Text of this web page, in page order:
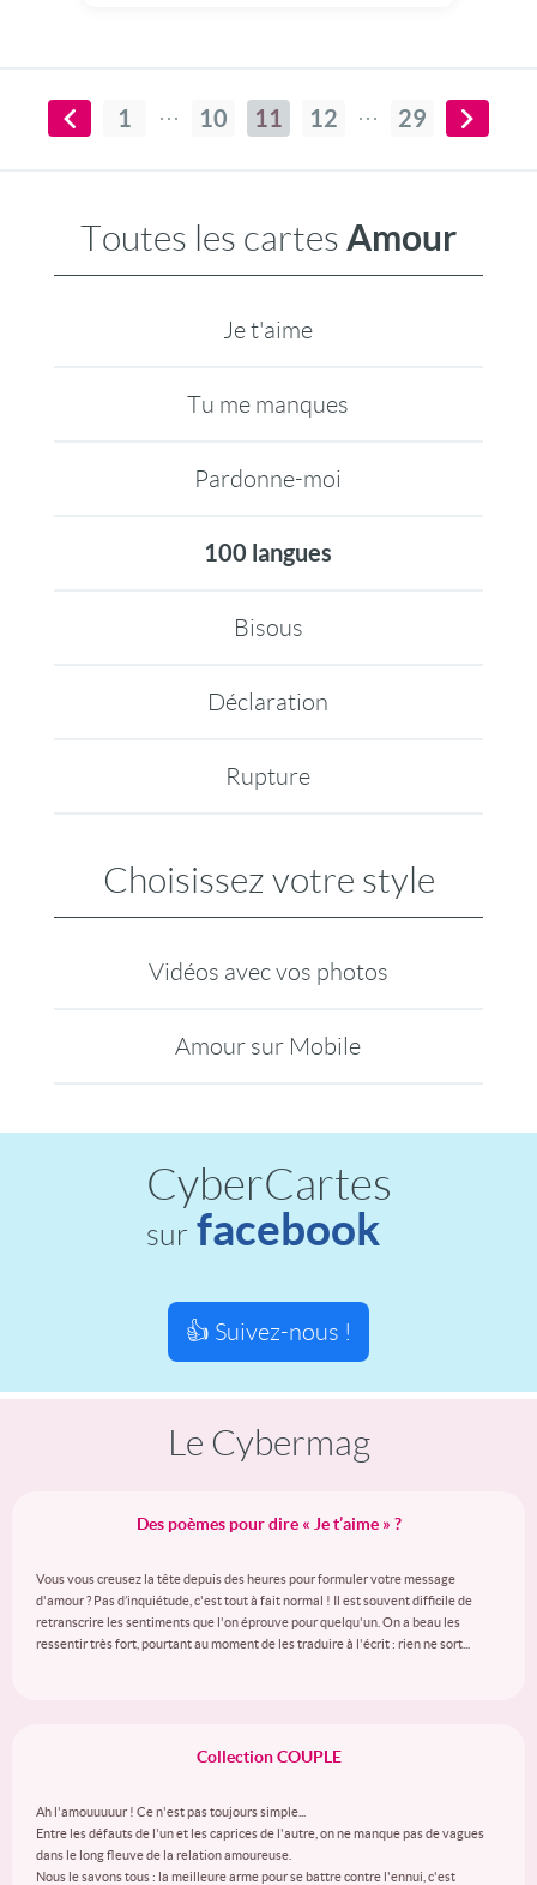
1 10 11 12 29
Toutes les cartes Amour
Je t'aime
Tu me manques
Pardonne-moi
100 langues
Bisous
Déclaration
Rupture
Choisissez votre style
Vidéos avec vos photos
Amour sur Mobile
CyberCartes
sur facebook
👍 Suivez-nous !
Le Cybermag
Des poèmes pour dire « Je t’aime » ?
Vous vous creusez la tête depuis des heures pour formuler votre message
d'amour ? Pas d’inquiétude, c'est tout à fait normal ! Il est souvent difficile de
retranscrire les sentiments que l'on éprouve pour quelqu'un. On a beau les
ressentir très fort, pourtant au moment de les traduire à l'écrit : rien ne sort...
Collection COUPLE
Ah l'amouuuuur ! Ce n'est pas toujours simple...
Entre les défauts de l'un et les caprices de l'autre, on ne manque pas de vagues
dans le long fleuve de la relation amoureuse.
Nous le savons tous : la meilleure arme pour se battre contre l'ennui, c'est